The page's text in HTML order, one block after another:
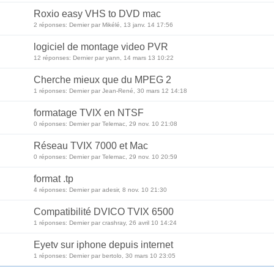
Roxio easy VHS to DVD mac
2 réponses: Dernier par Mikélé, 13 janv. 14 17:56
logiciel de montage video PVR
12 réponses: Dernier par yann, 14 mars 13 10:22
Cherche mieux que du MPEG 2
1 réponses: Dernier par Jean-René, 30 mars 12 14:18
formatage TVIX en NTSF
0 réponses: Dernier par Telemac, 29 nov. 10 21:08
Réseau TVIX 7000 et Mac
0 réponses: Dernier par Telemac, 29 nov. 10 20:59
format .tp
4 réponses: Dernier par adesir, 8 nov. 10 21:30
Compatibilité DVICO TVIX 6500
1 réponses: Dernier par crashray, 26 avril 10 14:24
Eyetv sur iphone depuis internet
1 réponses: Dernier par bertolo, 30 mars 10 23:05